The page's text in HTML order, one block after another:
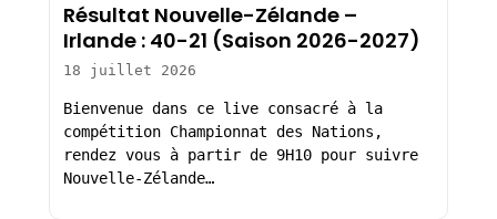
Résultat Nouvelle-Zélande –
Irlande : 40-21 (Saison 2026-2027)
18 juillet 2026
Bienvenue dans ce live consacré à la
compétition Championnat des Nations,
rendez vous à partir de 9H10 pour suivre
Nouvelle-Zélande…